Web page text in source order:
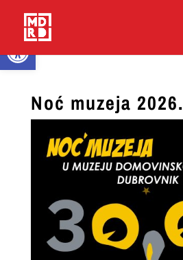
Open toolbar
Noć muzeja 2026.